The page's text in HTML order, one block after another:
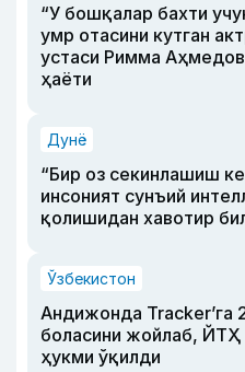
“У бошқалар бахти
умр отасини кутган
устаси Римма
ҳаёти
Дунё
“Бир оз секинлашиш
инсоният сунъий
қолишидан хавотир
Ўзбекистон
Андижонда Tracker’га
боласини жойлаб, ЙТҲ
ҳукми ўқилди